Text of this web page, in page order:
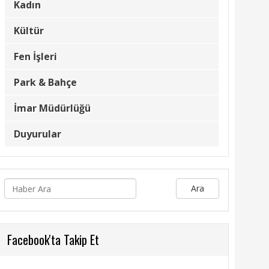
Kadın
Kültür
Fen İşleri
Park & Bahçe
İmar Müdürlüğü
Duyurular
Ara
Facebook'ta Takip Et